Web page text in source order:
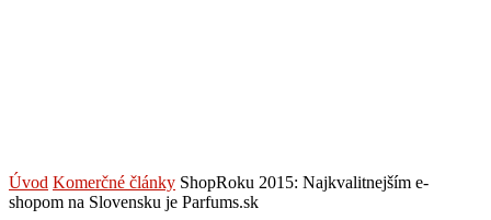
Úvod Komerčné články ShopRoku 2015: Najkvalitnejším e-
shopom na Slovensku je Parfums.sk